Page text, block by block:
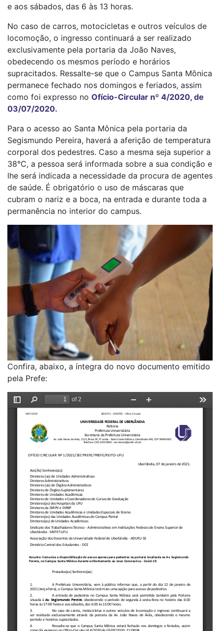
e aos sábados, das 6 às 13 horas.
No caso de carros, motocicletas e outros veículos de
locomoção, o ingresso continuará a ser realizado
exclusivamente pela portaria da João Naves,
obedecendo os mesmos período e horários
supracitados. Ressalte-se que o Campus Santa Mônica
permanece fechado nos domingos e feriados, assim
como foi expresso no Ofício-Circular nº 4/2020, de
03/07/2020.
Para o acesso ao Santa Mônica pela portaria da
Segismundo Pereira, haverá a aferição de temperatura
corporal dos pedestres. Caso a mesma seja superior a
38°C, a pessoa será informada sobre a sua condição e
lhe será indicada a necessidade da procura de agentes
de saúde. É obrigatório o uso de máscaras que
cubram o nariz e a boca, na entrada e durante toda a
permanência no interior do campus.
Confira, abaixo, a íntegra do novo documento emitido
pela Prefe: